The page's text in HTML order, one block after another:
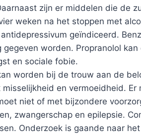
zijn er middelen die de
weken na het stoppen met
geïndiceerd.
worden. Propranolol
en sociale fobie.
worden bij de trouw aan de
en vermoeidheid.
niet of met bijzondere
zwangerschap en epilepsie.
Onderzoek is gaande naar